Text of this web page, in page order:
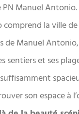
PN Manuel
la ville de
de Manuel
sentiers et ses
son espace à